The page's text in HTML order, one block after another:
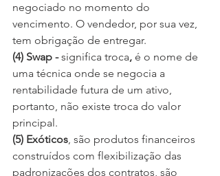
negociado no momento do
vencimento. O vendedor, por sua vez,
tem obrigação de entregar.
(4) Swap - significa troca, é o nome de
uma técnica onde se negocia a
rentabilidade futura de um ativo,
portanto, não existe troca do valor
principal.
(5) Exóticos, são produtos financeiros
construídos com flexibilização das
padronizações dos contratos, são